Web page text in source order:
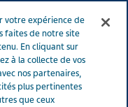
Menu
HYDROCHLOROTHIAZIDE
votre expérience de
faites de notre site
En cliquant sur
à la collecte de vos
nos partenaires,
plus pertinentes
que ceux